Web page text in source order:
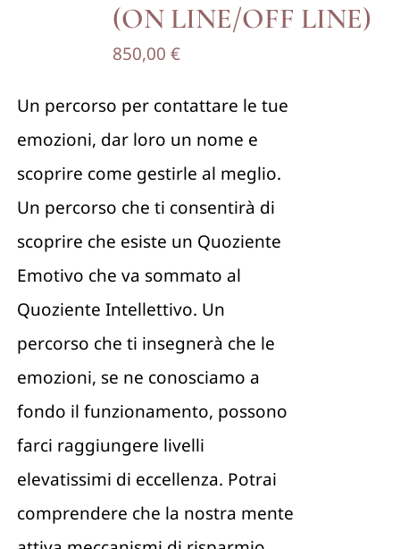
(ON LINE/OFF LINE)
850,00 €
Un percorso per contattare le tue
emozioni, dar loro un nome e
scoprire come gestirle al meglio.
Un percorso che ti consentirà di
scoprire che esiste un Quoziente
Emotivo che va sommato al
Quoziente Intellettivo. Un
percorso che ti insegnerà che le
emozioni, se ne conosciamo a
fondo il funzionamento, possono
farci raggiungere livelli
elevatissimi di eccellenza. Potrai
comprendere che la nostra mente